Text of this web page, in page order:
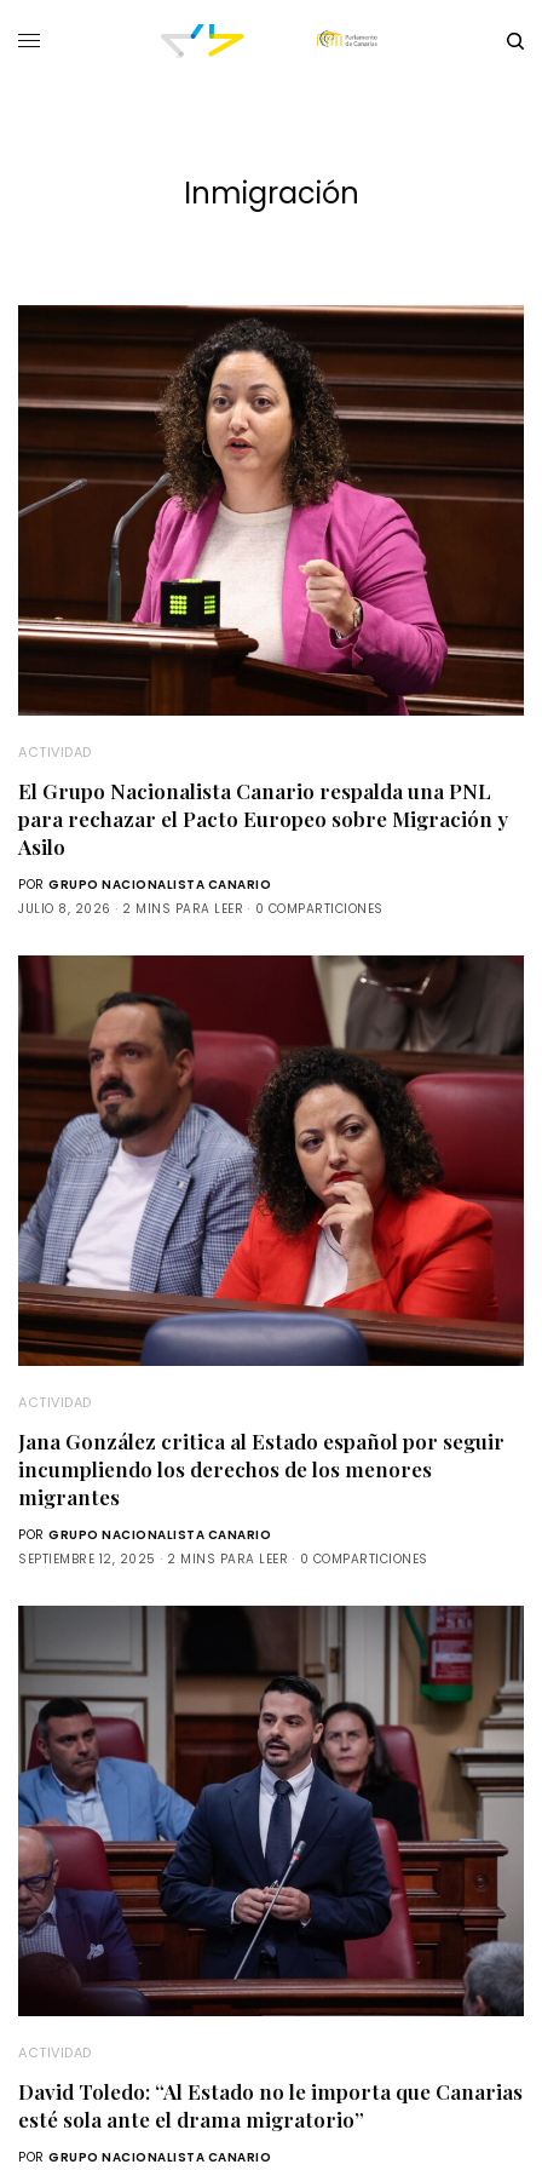
Inmigración
ACTIVIDAD
El Grupo Nacionalista Canario respalda una PNL
para rechazar el Pacto Europeo sobre Migración y
Asilo
POR GRUPO NACIONALISTA CANARIO
JULIO 8, 2026
2 MINS PARA LEER 0 COMPARTICIONES
ACTIVIDAD
Jana González critica al Estado español por seguir
incumpliendo los derechos de los menores
migrantes
POR GRUPO NACIONALISTA CANARIO
SEPTIEMBRE 12, 2025
2 MINS PARA LEER 0 COMPARTICIONES
ACTIVIDAD
David Toledo: “Al Estado no le importa que Canarias
esté sola ante el drama migratorio”
POR GRUPO NACIONALISTA CANARIO